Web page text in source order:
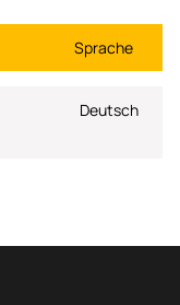
Sprache
Deutsch